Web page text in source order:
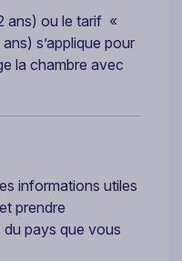
ans) ou le tarif «
s’applique pour
la chambre avec
informations utiles
prendre
pays que vous